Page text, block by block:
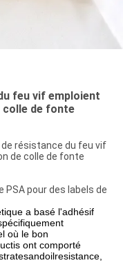
feu vif emploient
colle de fonte
résistance du feu vif
de colle de fonte
PSA pour des labels de
a basé l'adhésif
où le bon
ont comporté